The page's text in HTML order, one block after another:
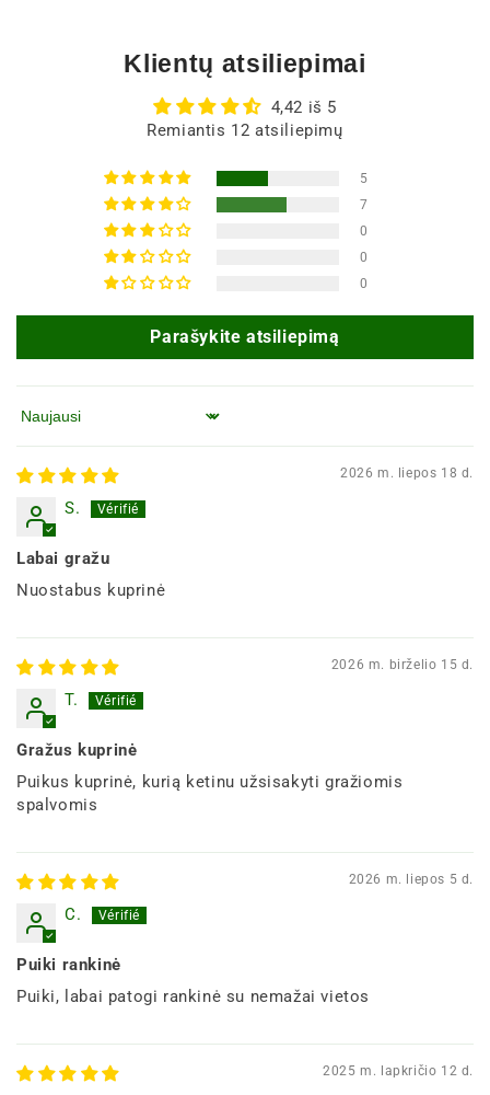
Klientų atsiliepimai
4,42 iš 5
Remiantis 12 atsiliepimų
5
7
0
0
0
Parašykite atsiliepimą
Rūšiuoti pagal
2026 m. liepos 18 d.
S.
Labai gražu
Nuostabus kuprinė
2026 m. birželio 15 d.
T.
Gražus kuprinė
Puikus kuprinė, kurią ketinu užsisakyti gražiomis
spalvomis
2026 m. liepos 5 d.
C.
Puiki rankinė
Puiki, labai patogi rankinė su nemažai vietos
2025 m. lapkričio 12 d.